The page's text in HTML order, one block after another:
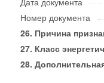
Номер документа
Причина
Класс